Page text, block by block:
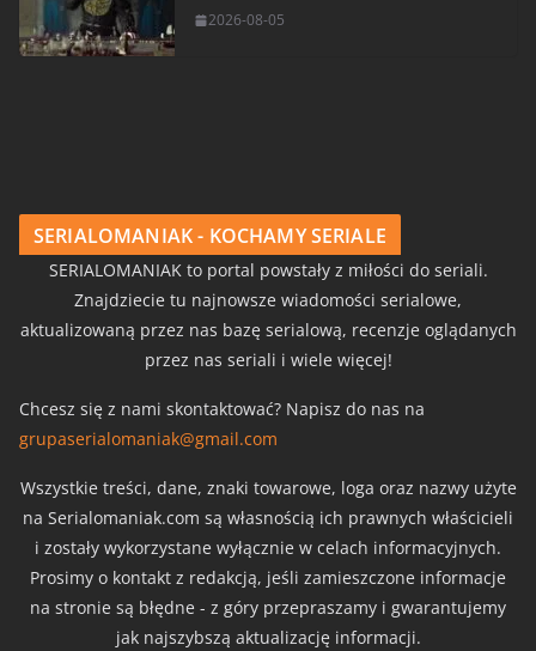
2026-08-05
SERIALOMANIAK - KOCHAMY SERIALE
SERIALOMANIAK to portal powstały z miłości do seriali.
Znajdziecie tu najnowsze wiadomości serialowe,
aktualizowaną przez nas bazę serialową, recenzje oglądanych
przez nas seriali i wiele więcej!
Chcesz się z nami skontaktować? Napisz do nas na
grupaserialomaniak@gmail.com
Wszystkie treści, dane, znaki towarowe, loga oraz nazwy użyte
na Serialomaniak.com są własnością ich prawnych właścicieli
i zostały wykorzystane wyłącznie w celach informacyjnych.
Prosimy o kontakt z redakcją, jeśli zamieszczone informacje
na stronie są błędne - z góry przepraszamy i gwarantujemy
jak najszybszą aktualizację informacji.